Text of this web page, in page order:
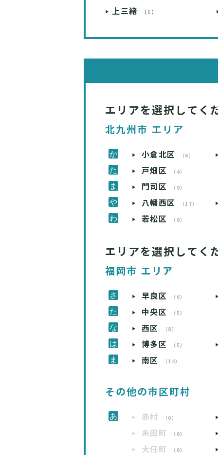
上三緒 （1）
エリアを選択してく
北九州市 エリア
小倉北区 （6）
戸畑区 （4）
門司区 （9）
八幡西区 （17）
若松区 （8）
エリアを選択してく
福岡市 エリア
早良区 （6）
中央区 （5）
西区 （8）
博多区 （5）
南区 （14）
その他の市区町村
赤村 （0）
糸田町 （0）
大任町 （0）